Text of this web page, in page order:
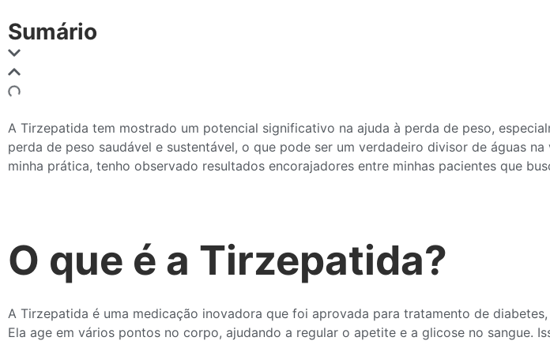
Sumário
A Tirzepatida tem mostrado um potencial significativo na ajuda à perda de peso,
perda de peso saudável e sustentável, o que pode ser um verdadeiro divisor de águas
minha prática, tenho observado resultados encorajadores entre minhas pacientes que
O que é a Tirzepatida?
A Tirzepatida é uma medicação inovadora que foi aprovada para tratamento de
Ela age em vários pontos no corpo, ajudando a regular o apetite e a glicose no sangue.